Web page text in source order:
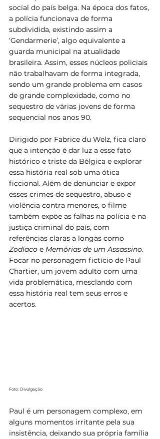
social do país belga. Na época dos fatos,
a polícia funcionava de forma
subdividida, existindo assim a
‘Gendarmerie’, algo equivalente a
guarda municipal na atualidade
brasileira. Assim, esses núcleos policiais
não trabalhavam de forma integrada,
sendo um grande problema em casos
de grande complexidade, como no
sequestro de várias jovens de forma
sequencial nos anos 90.
Dirigido por Fabrice du Welz, fica claro
que a intenção é dar luz a esse fato
histórico e triste da Bélgica e explorar
essa história real sob uma ótica
ficcional. Além de denunciar e expor
esses crimes de sequestro, abuso e
violência contra menores, o filme
também expõe as falhas na polícia e na
justiça criminal do país, com
referências claras a longas como
Zodíaco e Memórias de um Assassino.
Focar no personagem fictício de Paul
Chartier, um jovem adulto com uma
vida problemática, mesclando com
essa história real tem seus erros e
acertos.
Foto: Divulgação
Paul é um personagem complexo, em
alguns momentos irritante pela sua
insistência, deixando sua própria família